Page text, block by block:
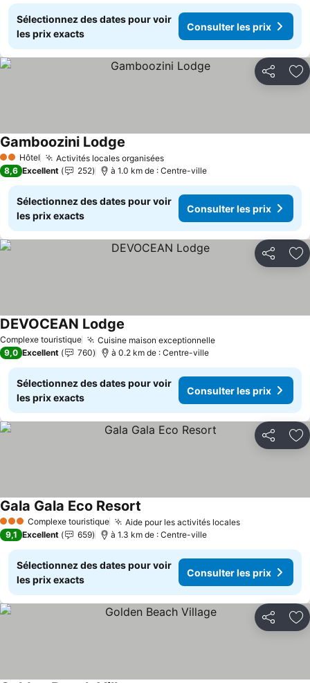
Sélectionnez des dates pour voir
les prix exacts
Consulter les prix
Partager
2 Étoiles
Hôtel Activités locales organisées
Gamboozini Lodge
8,6 Excellent 252 à 1.0 km de : Centre-ville
Sélectionnez des dates pour voir
les prix exacts
Consulter les prix
Partager
Complexe touristique Cuisine maison exceptionnelle
DEVOCEAN Lodge
9,0 Excellent 760 à 0.2 km de : Centre-ville
Sélectionnez des dates pour voir
les prix exacts
Consulter les prix
Partager
3 ÉtoilesComplexe touristique Aide pour les activités locales
Gala Gala Eco Resort
9,1 Excellent 659 à 1.3 km de : Centre-ville
Sélectionnez des dates pour voir
les prix exacts
Consulter les prix
Partager